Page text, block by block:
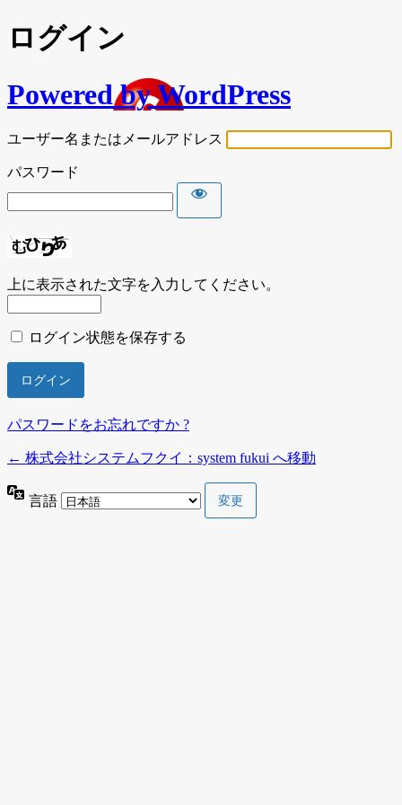
ログイン
Powered by WordPress
ユーザー名またはメールアドレス
パスワード
上に表示された文字を入力してください。
ログイン状態を保存する
パスワードをお忘れですか ?
← 株式会社システムフクイ：system fukui へ移動
言語